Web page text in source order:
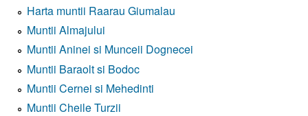
Harta muntii Raarau Giumalau
Muntii Almajului
Muntii Aninei si Munceii Dognecei
Muntii Baraolt si Bodoc
Muntii Cernei si Mehedinti
Muntii Cheile Turzii